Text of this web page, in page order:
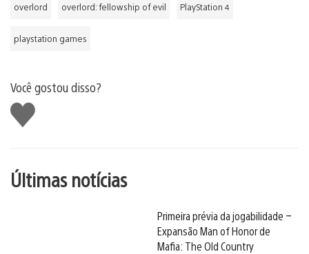
overlord overlord: fellowship of evil PlayStation 4
playstation games
Você gostou disso?
Curtir
Últimas notícias
Primeira prévia da jogabilidade –
Expansão Man of Honor de
Mafia: The Old Country